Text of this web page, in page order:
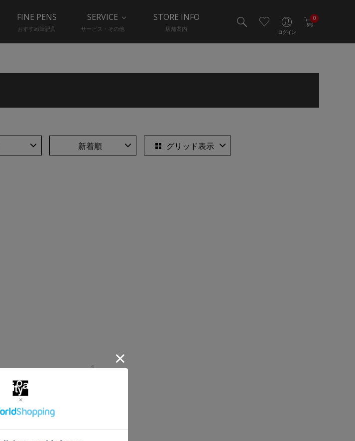
ログイン
0
FINE PENS
おすすめ筆記具
SERVICE
サービス・その他
STORE INFO
店舗案内
新着順 グリッド表示
1